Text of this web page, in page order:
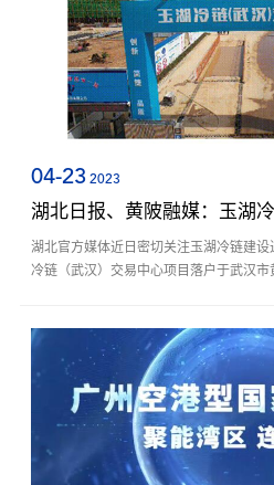
04-23 2023
湖北日报、黄陂融媒：玉湖
湖北官方媒体近日密切关注玉湖冷链建设进
冷链（武汉）交易中心项目落户于武汉市